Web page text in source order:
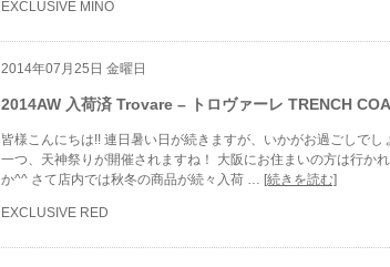
EXCLUSIVE MINO
2014年07月25日 金曜日
2014AW 入荷済 Trovare – トロヴァーレ TRENCH
皆様こんにちは!! 連日暑い日が続きますが、いかがお過ごしで
一つ、天神祭りが開催されますね！ 大阪にお住まいの方は行か
か^^ さて店内では秋冬の商品が続々入荷 … [続きを読む]
EXCLUSIVE RED